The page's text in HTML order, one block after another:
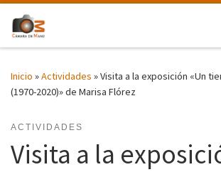
Saltar al contenido
Inicio »Actividades »Visita a la exposición «Un
(1970-2020)» de Marisa Flórez
ACTIVIDADES
Visita a la